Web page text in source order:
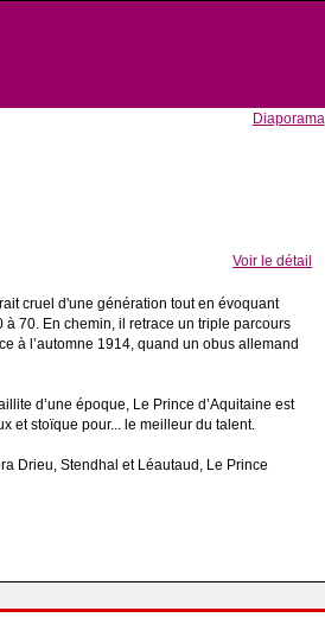
Diaporama
Voir le détail
cruel d'une génération tout en évoquant
70. En chemin, il retrace un triple parcours
à l’automne 1914, quand un obus allemand
d’une époque, Le Prince d’Aquitaine est
et stoïque pour... le meilleur du talent.
Drieu, Stendhal et Léautaud, Le Prince